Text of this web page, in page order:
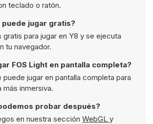
teclado o ratón.
puede jugar gratis?
gratis para jugar en Y8 y se ejecuta
tu navegador.
FOS Light en pantalla completa?
puede jugar en pantalla completa para
más inmersiva.
probar después?
en nuestra sección WebGL y